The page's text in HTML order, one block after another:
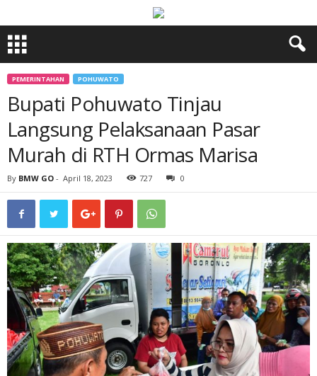
PEMERINTAHAN POHUWATO
Bupati Pohuwato Tinjau
Langsung Pelaksanaan Pasar
Murah di RTH Ormas Marisa
By BMW GO - April 18, 2023 727 0